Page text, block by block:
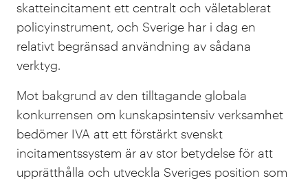
skatteincitament ett centralt och väletablerat
policyinstrument, och Sverige har i dag en
relativt begränsad användning av sådana
verktyg.
Mot bakgrund av den tilltagande globala
konkurrensen om kunskapsintensiv verksamhet
bedömer IVA att ett förstärkt svenskt
incitamentssystem är av stor betydelse för att
upprätthålla och utveckla Sveriges position som